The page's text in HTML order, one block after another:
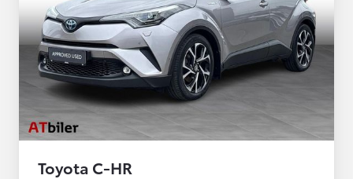
Toyota C-HR